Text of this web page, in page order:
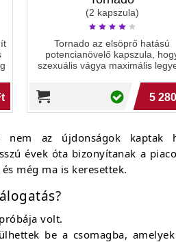
(2 kapszula)
Tornado az elsöprő hatású
potencianövelő kapszula,
szexuális vágya maximális
5
nem az újdonságok
évek óta bizonyítanak a
még ma is keresettek.
volt.
be a csomagba,